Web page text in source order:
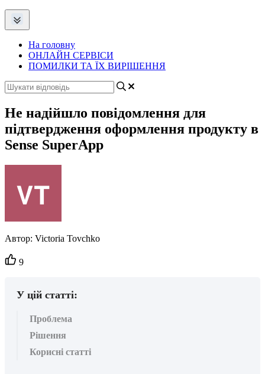
На головну
ОНЛАЙН СЕРВІСИ
ПОМИЛКИ ТА ЇХ ВИРІШЕННЯ
Не надійшло повідомлення для
підтвердження оформлення продукту в
Sense SuperApp
Автор: Victoria Tovchko
Кількість
вподобайок:
9
У цій статті:
Проблема
Рішення
Корисні статті